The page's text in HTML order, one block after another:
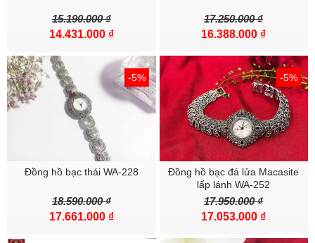
- HOÀN TIỀN 200% NẾU SHOP GIAO SAI SẢN PHẦM
-----------
Bạc SQB cam kết :
100% khách hàng hài lòng với chất lượng sản phẩm
100% khách hàng hài lòng với chế độ BẢO HÀNH của Bạc SQB
100% khách hàng hài lòng với mẫu mã ĐỘC- LẠ- TINH XẢO của
15.190.000 ₫
14.431.000 ₫
17.250.000 ₫
16.388.000 ₫
-5%
Đồng hồ bạc thái WA-228
18.590.000 ₫
17.661.000 ₫
-5%
Đồng hồ bạc đá lửa Macasite
lấp lánh WA-252
17.950.000 ₫
17.053.000 ₫